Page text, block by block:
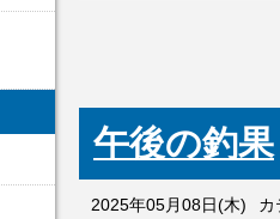
午後の釣果
2025年05月08日(木) カ